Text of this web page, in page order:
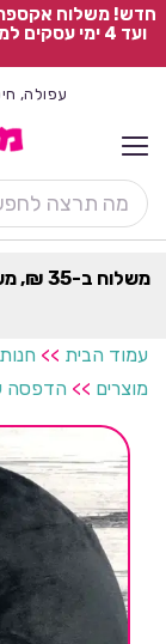
ועד 4 ימי
עפולה,
עמוד הבית >> חנות
מוצרים >> הדפסה